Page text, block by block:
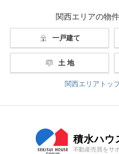
関西エリアの物
一戸建て
土 地
関西エリアトッ
積水ハウ
不動産売買をサ